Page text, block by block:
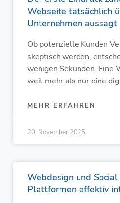
Webseite tatsächlich
Unternehmen aussagt
Ob potenzielle Kunden
skeptisch werden,
wenigen Sekunden. Eine
weit mehr als nur eine
MEHR ERFAHREN
20. November 2025
Webdesign und
Plattformen effektiv